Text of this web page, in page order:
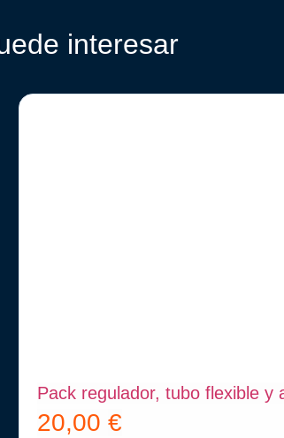
interesar
Pack regulador, tubo flexible y
20,00 €